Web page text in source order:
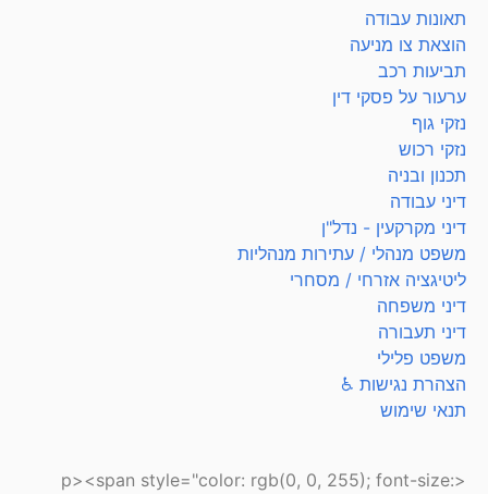
תאונות עבודה
הוצאת צו מניעה
תביעות רכב
ערעור על פסקי דין
נזקי גוף
נזקי רכוש
תכנון ובניה
דיני עבודה
דיני מקרקעין - נדל"ן
משפט מנהלי / עתירות מנהליות
ליטיגציה אזרחי / מסחרי
דיני משפחה
דיני תעבורה
משפט פלילי
הצהרת נגישות ♿
תנאי שימוש
<p><span style="color: rgb(0, 0, 255); font-size: